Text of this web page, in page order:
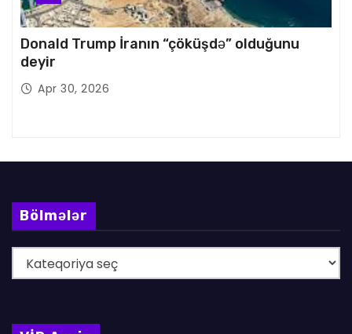
Donald Trump İranın “çöküşdə” olduğunu
deyir
Apr 30, 2026
Bölmələr
ö
m